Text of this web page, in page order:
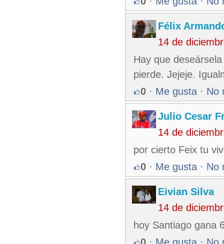
Félix
14 de
Hay que
pierde. Jejeje.
0 · Me gusta · No
Julio Cesar
14 de
por cierto Feix tu
0 · Me gusta · No
Eivian Silva
14 de
hoy Santiago gana